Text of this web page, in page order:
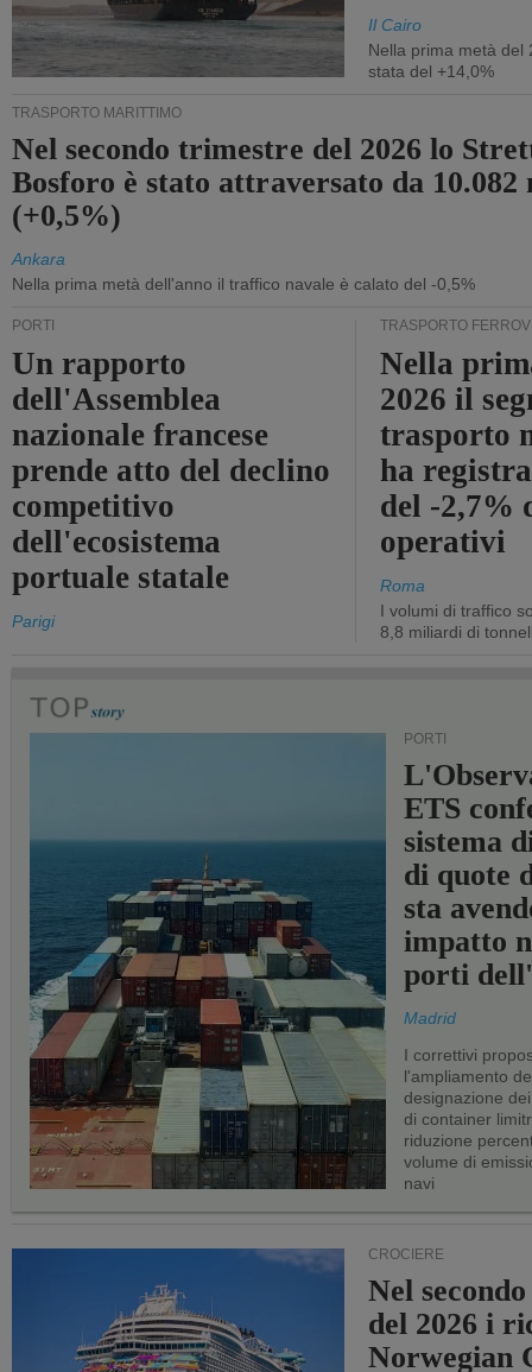
Il Cairo
Nella prima metà del
stata del +14,0%
TRASPORTO MARITTIMO
Nel secondo trimestre del 2026 lo
Bosforo è stato attraversato da 10.082
(+0,5%)
Ankara
Nella prima metà dell'anno il traffico navale è calato del -0,5%
PORTI
Un rapporto
dell'Assemblea
nazionale francese
prende atto del declino
competitivo
dell'ecosistema
portuale statale
Parigi
TRASPORTO
Nella
2026 il
trasporto
ha
del -2,7%
operativi
Roma
I volumi di traffico
8,8 miliardi di
PORTI
ETS
sistema
di quote
sta
impatto
porti
Madrid
I correttivi
l'ampliamento
designazione
di container
riduzione
volume di
navi
CROCIERE
Nel
del 2026 i
Norwegian